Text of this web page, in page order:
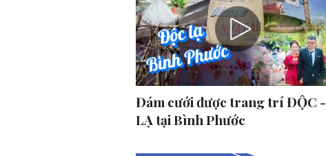
Đám cưới được trang trí ĐỘC -
LẠ tại Bình Phước